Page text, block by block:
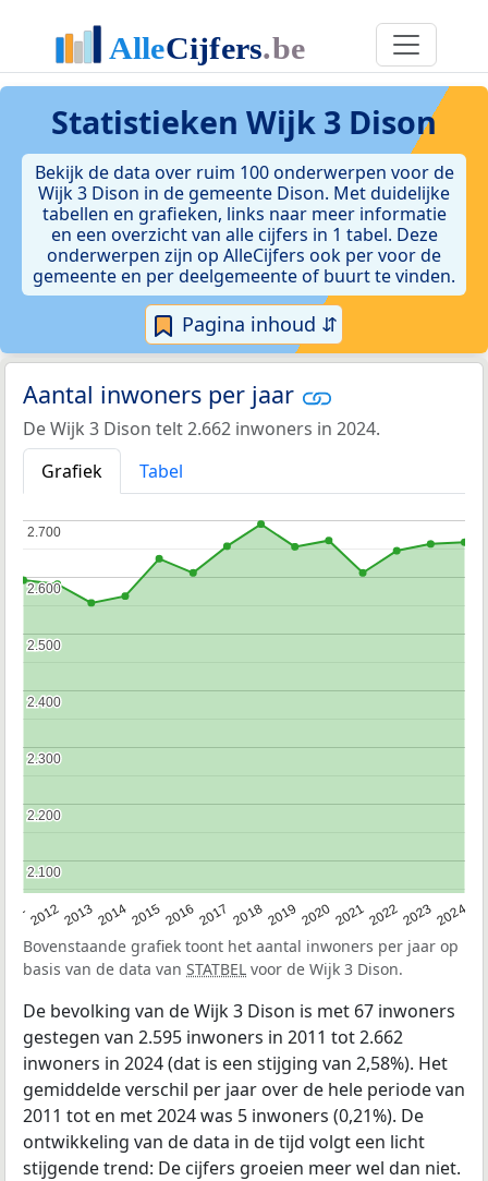
Statistieken Wijk 3 Dison
Bekijk de data over ruim 100 onderwerpen voor de
Wijk 3 Dison in de gemeente Dison. Met duidelijke
tabellen en grafieken, links naar meer informatie
en een overzicht van alle cijfers in 1 tabel. Deze
onderwerpen zijn op AlleCijfers ook per voor de
gemeente en per deelgemeente of buurt te vinden.
Pagina inhoud ⇵
Aantal inwoners per jaar
De Wijk 3 Dison telt 2.662 inwoners in 2024.
Grafiek
Tabel
201220132014201520162017 20182019 20202021202220232024
2.100
2.100
2.200
2.200
2.300
2.300
2.400
2.400
2.500
2.500
2.600
2.600
2.700
2.700
Bovenstaande grafiek toont het aantal inwoners per jaar op
basis van de data van STATBEL voor de Wijk 3 Dison.
De bevolking van de Wijk 3 Dison is met 67 inwoners
gestegen van 2.595 inwoners in 2011 tot 2.662
inwoners in 2024 (dat is een stijging van 2,58%). Het
gemiddelde verschil per jaar over de hele periode van
2011 tot en met 2024 was 5 inwoners (0,21%). De
ontwikkeling van de data in de tijd volgt een licht
stijgende trend: De cijfers groeien meer wel dan niet.